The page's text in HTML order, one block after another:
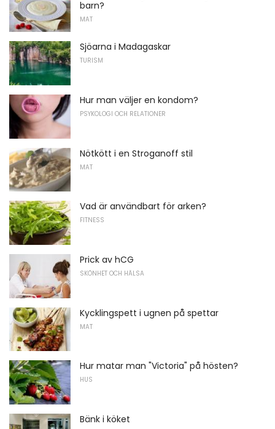
barn?
MAT
Sjöarna i Madagaskar
TURISM
Hur man väljer en kondom?
PSYKOLOGI OCH RELATIONER
Nötkött i en Stroganoff stil
MAT
Vad är användbart för arken?
FITNESS
Prick av hCG
SKÖNHET OCH HÄLSA
Kycklingspett i ugnen på spettar
MAT
Hur matar man "Victoria" på hösten?
HUS
Bänk i köket